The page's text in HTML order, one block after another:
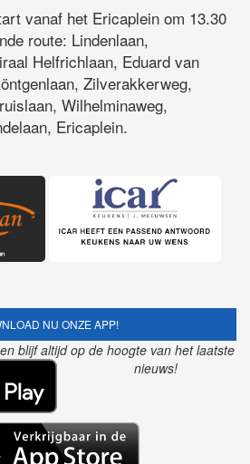
vanaf het Ericaplein om 13.30
route: Lindenlaan,
Helfrichlaan, Eduard van
Zilverakkerweg,
Wilhelminaweg,
Ericaplein.
NU ONZE APP!
blijf altijd op de hoogte van het laatste
nieuws!